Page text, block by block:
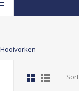
Hooivorken